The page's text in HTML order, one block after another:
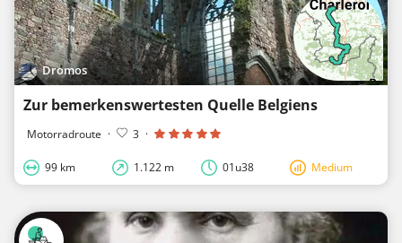
Dromos
Zur bemerkenswertesten Quelle Belgiens
Motorradroute · 3 ·
99 km 1.122 m 01u38 Medium